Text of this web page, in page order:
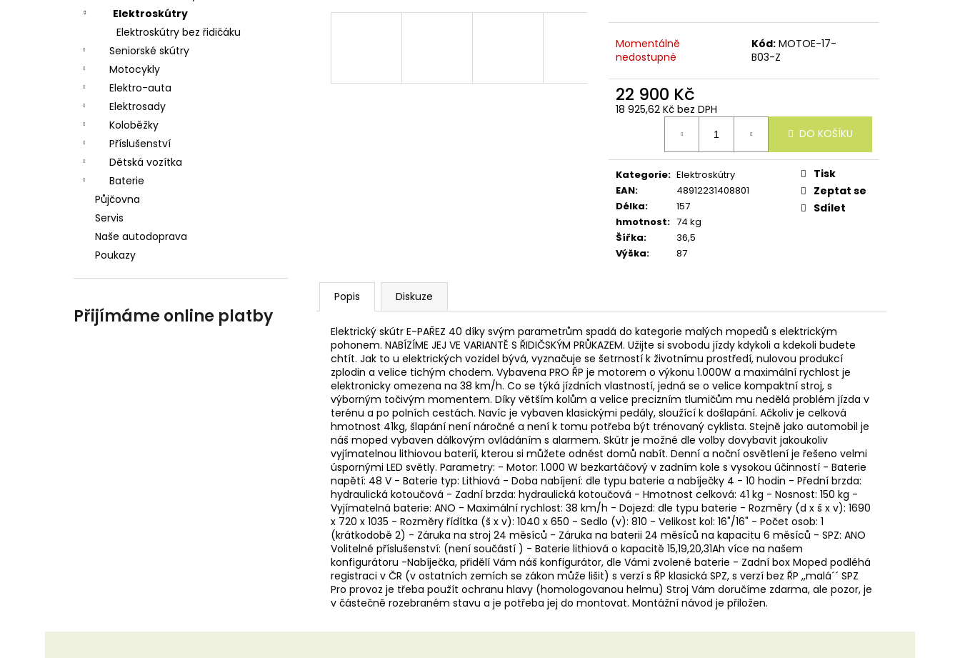
Elektroskútry
Elektroskútry bez řidičáku
Seniorské skútry
Motocykly
Elektro-auta
Elektrosady
Koloběžky
Příslušenství
Dětská vozítka
Baterie
Půjčovna
Servis
Naše autodoprava
Poukazy
Přijímáme online platby
Momentálně
nedostupné
Kód: MOTOE-17-
B03-Z
22 900 Kč
18 925,62 Kč bez DPH
DO KOŠÍKU
Kategorie: Elektroskútry
EAN:
48912231408801
Délka:
157
hmotnost: 74 kg
Šířka:
36,5
Výška: 87
Tisk
Zeptat se
Sdílet
Popis Diskuze
Elektrický skútr E-PAŘEZ 40 díky svým parametrům spadá do kategorie malých mopedů s elektrickým
pohonem. NABÍZÍME JEJ VE VARIANTĚ S ŘIDIČSKÝM PRŮKAZEM. Užijte si svobodu jízdy kdykoli a kdekoli budete
chtít. Jak to u elektrických vozidel bývá, vyznačuje se šetrností k životnímu prostředí, nulovou produkcí
zplodin a velice tichým chodem. Vybavena PRO ŘP je motorem o výkonu 1.000W a maximální rychlost je
elektronicky omezena na 38 km/h. Co se týká jízdních vlastností, jedná se o velice kompaktní stroj, s
výborným točivým momentem. Díky větším kolům a velice precizním tlumičům mu nedělá problém jízda v
terénu a po polních cestách. Navíc je vybaven klasickými pedály, sloužící k došlapání. Ačkoliv je celková
hmotnost 41kg, šlapání není náročné a není k tomu potřeba být trénovaný cyklista. Stejně jako automobil je
náš moped vybaven dálkovým ovládáním s alarmem. Skútr je možné dle volby dovybavit jakoukoliv
vyjímatelnou lithiovou baterií, kterou si můžete odnést domů nabít. Denní a noční osvětlení je řešeno velmi
úspornými LED světly. Parametry: - Motor: 1.000 W bezkartáčový v zadním kole s vysokou účinností - Baterie
napětí: 48 V - Baterie typ: Lithiová - Doba nabíjení: dle typu baterie a nabíječky 4 - 10 hodin - Přední brzda:
hydraulická kotoučová - Zadní brzda: hydraulická kotoučová - Hmotnost celková: 41 kg - Nosnost: 150 kg -
Vyjímatelná baterie: ANO - Maximální rychlost: 38 km/h - Dojezd: dle typu baterie - Rozměry (d x š x v): 1690
x 720 x 1035 - Rozměry řídítka (š x v): 1040 x 650 - Sedlo (v): 810 - Velikost kol: 16"/16" - Počet osob: 1
(krátkodobě 2) - Záruka na stroj 24 měsíců - Záruka na baterii 24 měsíců na kapacitu 6 měsíců - SPZ: ANO
Volitelné příslušenství: (není součástí ) - Baterie lithiová o kapacitě 15,19,20,31Ah více na našem
konfigurátoru -Nabíječka, přidělí Vám náš konfigurátor, dle Vámi zvolené baterie - Zadní box Moped podléhá
registraci v ČR (v ostatních zemích se zákon může lišit) s verzí s ŘP klasická SPZ, s verzí bez ŘP ,,malá´´ SPZ
Pro provoz je třeba použít ochranu hlavy (homologovanou helmu) Stroj Vám doručíme zdarma, ale pozor, je
v částečně rozebraném stavu a je potřeba jej do montovat. Montážní návod je přiložen.